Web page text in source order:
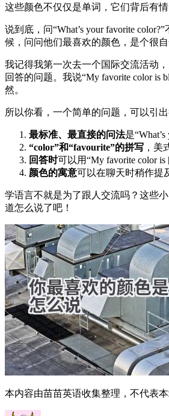
这些颜色不仅仅是单词，它们背后有
说到底，问“What’s your favorite
候，问问他们最喜欢的颜色，是个很自
我记得我第一次去一个国际交流活动
回答的问题。我说“My favorite color is
然。
所以你看，一个简单的问题，可以引
最标准、最直接的问法是
“color”和“favourite”的拼写 ，美
回答时可以用“My favorite color
颜色的寓意可以在聊天时稍作提
学语言不就是为了跟人交流吗？这些
道怎么说了吧！
本内容由苗苗英语收集整理，不代表